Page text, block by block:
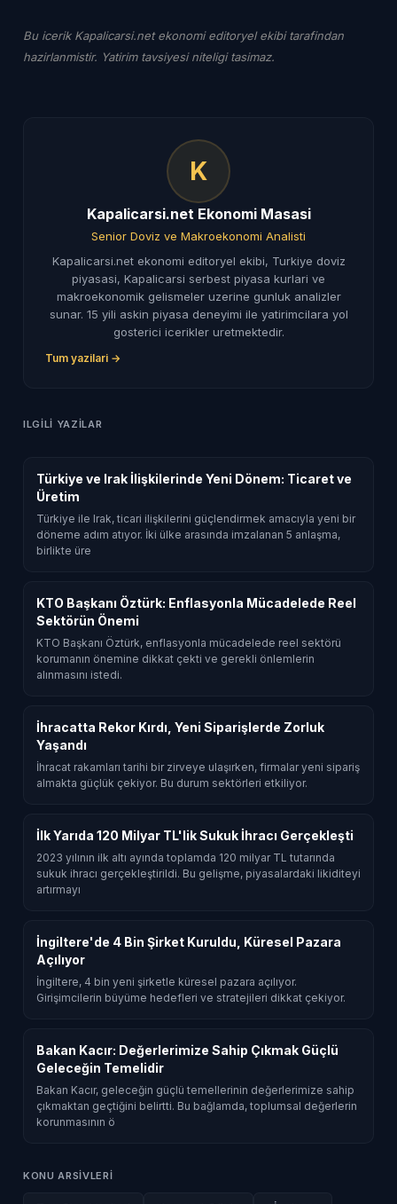
Bu icerik Kapalicarsi.net ekonomi editoryel ekibi tarafindan
hazirlanmistir. Yatirim tavsiyesi niteligi tasimaz.
K
Kapalicarsi.net Ekonomi Masasi
Senior Doviz ve Makroekonomi Analisti
Kapalicarsi.net ekonomi editoryel ekibi, Turkiye doviz
piyasasi, Kapalicarsi serbest piyasa kurlari ve
makroekonomik gelismeler uzerine gunluk analizler
sunar. 15 yili askin piyasa deneyimi ile yatirimcilara yol
gosterici icerikler uretmektedir.
Tum yazilari →
ILGILI YAZILAR
Türkiye ve Irak İlişkilerinde Yeni Dönem: Ticaret ve
Üretim
Türkiye ile Irak, ticari ilişkilerini güçlendirmek amacıyla yeni bir
döneme adım atıyor. İki ülke arasında imzalanan 5 anlaşma,
birlikte üre
KTO Başkanı Öztürk: Enflasyonla Mücadelede Reel
Sektörün Önemi
KTO Başkanı Öztürk, enflasyonla mücadelede reel sektörü
korumanın önemine dikkat çekti ve gerekli önlemlerin
alınmasını istedi.
İhracatta Rekor Kırdı, Yeni Siparişlerde Zorluk
Yaşandı
İhracat rakamları tarihi bir zirveye ulaşırken, firmalar yeni sipariş
almakta güçlük çekiyor. Bu durum sektörleri etkiliyor.
İlk Yarıda 120 Milyar TL'lik Sukuk İhracı Gerçekleşti
2023 yılının ilk altı ayında toplamda 120 milyar TL tutarında
sukuk ihracı gerçekleştirildi. Bu gelişme, piyasalardaki likiditeyi
artırmayı
İngiltere'de 4 Bin Şirket Kuruldu, Küresel Pazara
Açılıyor
İngiltere, 4 bin yeni şirketle küresel pazara açılıyor.
Girişimcilerin büyüme hedefleri ve stratejileri dikkat çekiyor.
Bakan Kacır: Değerlerimize Sahip Çıkmak Güçlü
Geleceğin Temelidir
Bakan Kacır, geleceğin güçlü temellerinin değerlerimize sahip
çıkmaktan geçtiğini belirtti. Bu bağlamda, toplumsal değerlerin
korunmasının ö
KONU ARSIVLERI